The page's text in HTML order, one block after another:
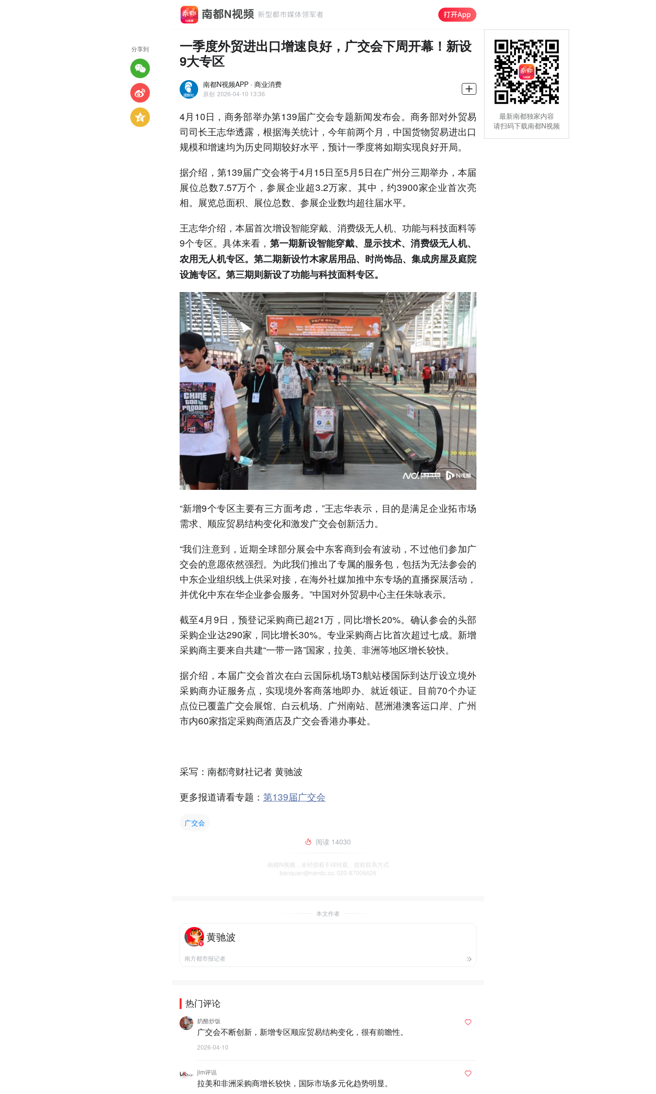
一季度外贸进出口增速良好，广交会下周开幕！新设
9大专区
南都N视频APP · 商业消费
原创 2026-04-10 13:36
4月10日，商务部举办第139届广交会专题新闻发布会。商务部对外贸易
司司长王志华透露，根据海关统计，今年前两个月，中国货物贸易进出口
规模和增速均为历史同期较好水平，预计一季度将如期实现良好开局。
据介绍，第139届广交会将于4月15日至5月5日在广州分三期举办，本届
展位总数7.57万个，参展企业超3.2万家。其中，约3900家企业首次亮
相。展览总面积、展位总数、参展企业数均超往届水平。
王志华介绍，本届首次增设智能穿戴、消费级无人机、功能与科技面料等
9个专区。具体来看， 第一期新设智能穿戴、显示技术、消费级无人机、
农用无人机专区。第二期新设竹木家居用品、 时尚饰品、 集成房屋及庭院
设施专区。第三期则新设了功能与科技面料专区。
“新增9个专区主要有三方面考虑，”王志华表示，目的是满足企业拓市场
需求、顺应贸易结构变化和激发广交会创新活力。
“我们注意到，近期全球部分展会中东客商到会有波动，不过他们参加广
交会的意愿依然强烈。为此我们推出了专属的服务包，包括为无法参会的
中东企业组织线上供采对接，在海外社媒加推中东专场的直播探展活动，
并优化中东在华企业参会服务。”中国对外贸易中心主任朱咏表示。
截至4月9日，预登记采购商已超21万，同比增长20%。确认参会的头部
采购企业达290家，同比增长30%。专业采购商占比首次超过七成。新增
采购商主要来自共建“一带一路”国家，拉美、非洲等地区增长较快。
据介绍，本届广交会首次在白云国际机场T3航站楼国际到达厅设立境外
采购商办证服务点，实现境外客商落地即办、就近领证。目前70个办证
点位已覆盖广交会展馆、白云机场、广州南站、琶洲港澳客运口岸、广州
市内60家指定采购商酒店及广交会香港办事处。
采写：南都湾财社记者 黄驰波
更多报道请看专题： 第139届广交会
广交会
阅读 14030
南都N视频，未经授权不得转载、授权联系方式
banquan@nandu.cc. 020-87006626
本文作者
黄驰波
南方都市报记者
热门评论
奶酪炒饭
广交会不断创新，新增专区顺应贸易结构变化，很有前瞻性。
2026-04-10
jim评说
拉美和非洲采购商增长较快，国际市场多元化趋势明显。
分享到
最新南都独家内容
请扫码下载南都N视频